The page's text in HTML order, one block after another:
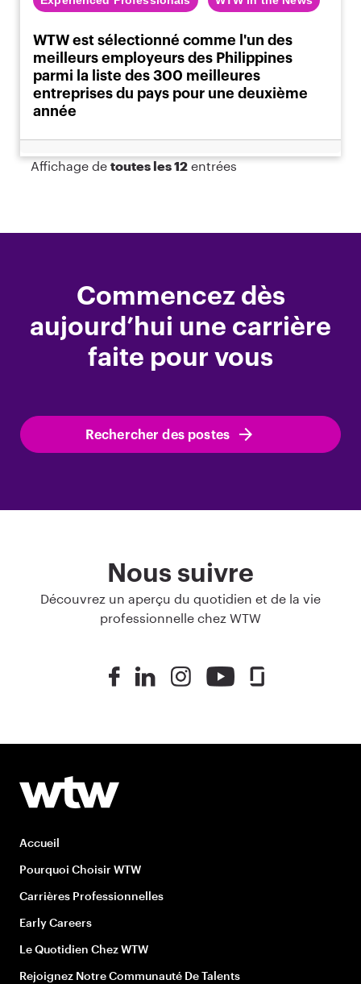
WTW est sélectionné comme l'un des
meilleurs employeurs des Philippines
parmi la liste des 300 meilleures
entreprises du pays pour une deuxième
année
Affichage de toutes les 12 entrées
Commencez dès
aujourd’hui une carrière
faite pour vous
Rechercher des postes
Nous suivre
Découvrez un aperçu du quotidien et de la vie
professionnelle chez WTW
Accueil
Pourquoi Choisir WTW
Carrières Professionnelles
Early Careers
Le Quotidien Chez WTW
Rejoignez Notre Communauté De Talents